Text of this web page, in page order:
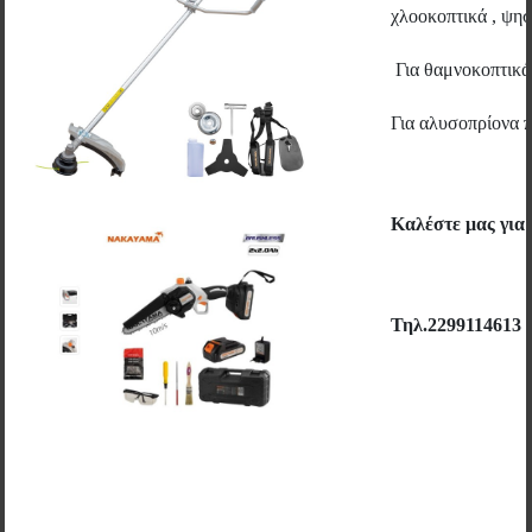
ΣΧΕΤΙΚΑ ΠΡΟΪΟΝΤΑ
χλοοκοπτικά ,
Για
Για αλυσοπρίονα
Καλέστε μας για
Τηλ.2299114613